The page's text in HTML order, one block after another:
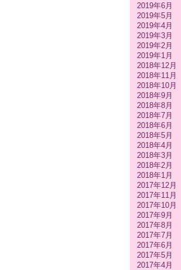
2019年6月
2019年5月
2019年4月
2019年3月
2019年2月
2019年1月
2018年12月
2018年11月
2018年10月
2018年9月
2018年8月
2018年7月
2018年6月
2018年5月
2018年4月
2018年3月
2018年2月
2018年1月
2017年12月
2017年11月
2017年10月
2017年9月
2017年8月
2017年7月
2017年6月
2017年5月
2017年4月